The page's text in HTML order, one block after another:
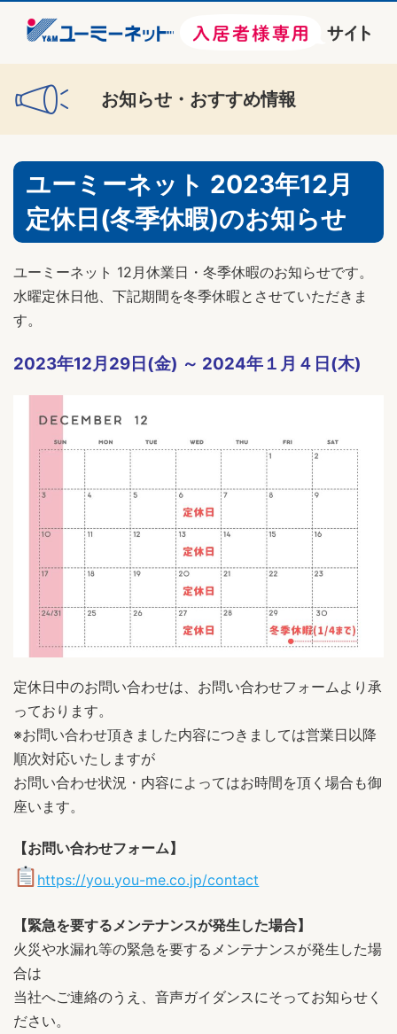
お知らせ・おすすめ情報
ユーミーネット 2023年12月
定休日(冬季休暇)のお知らせ
ユーミーネット 12月休業日・冬季休暇のお知らせです。
水曜定休日他、下記期間を冬季休暇とさせていただきま
す。
2023年12月29日(金) ～ 2024年１月４日(木)
定休日中のお問い合わせは、お問い合わせフォームより承
っております。
※お問い合わせ頂きました内容につきましては営業日以降
順次対応いたしますが
お問い合わせ状況・内容によってはお時間を頂く場合も御
座います。
【お問い合わせフォーム】
https://you.you-me.co.jp/contact
【緊急を要するメンテナンスが発生した場合】
火災や水漏れ等の緊急を要するメンテナンスが発生した場
合は
当社へご連絡のうえ、音声ガイダンスにそってお知らせく
ださい。